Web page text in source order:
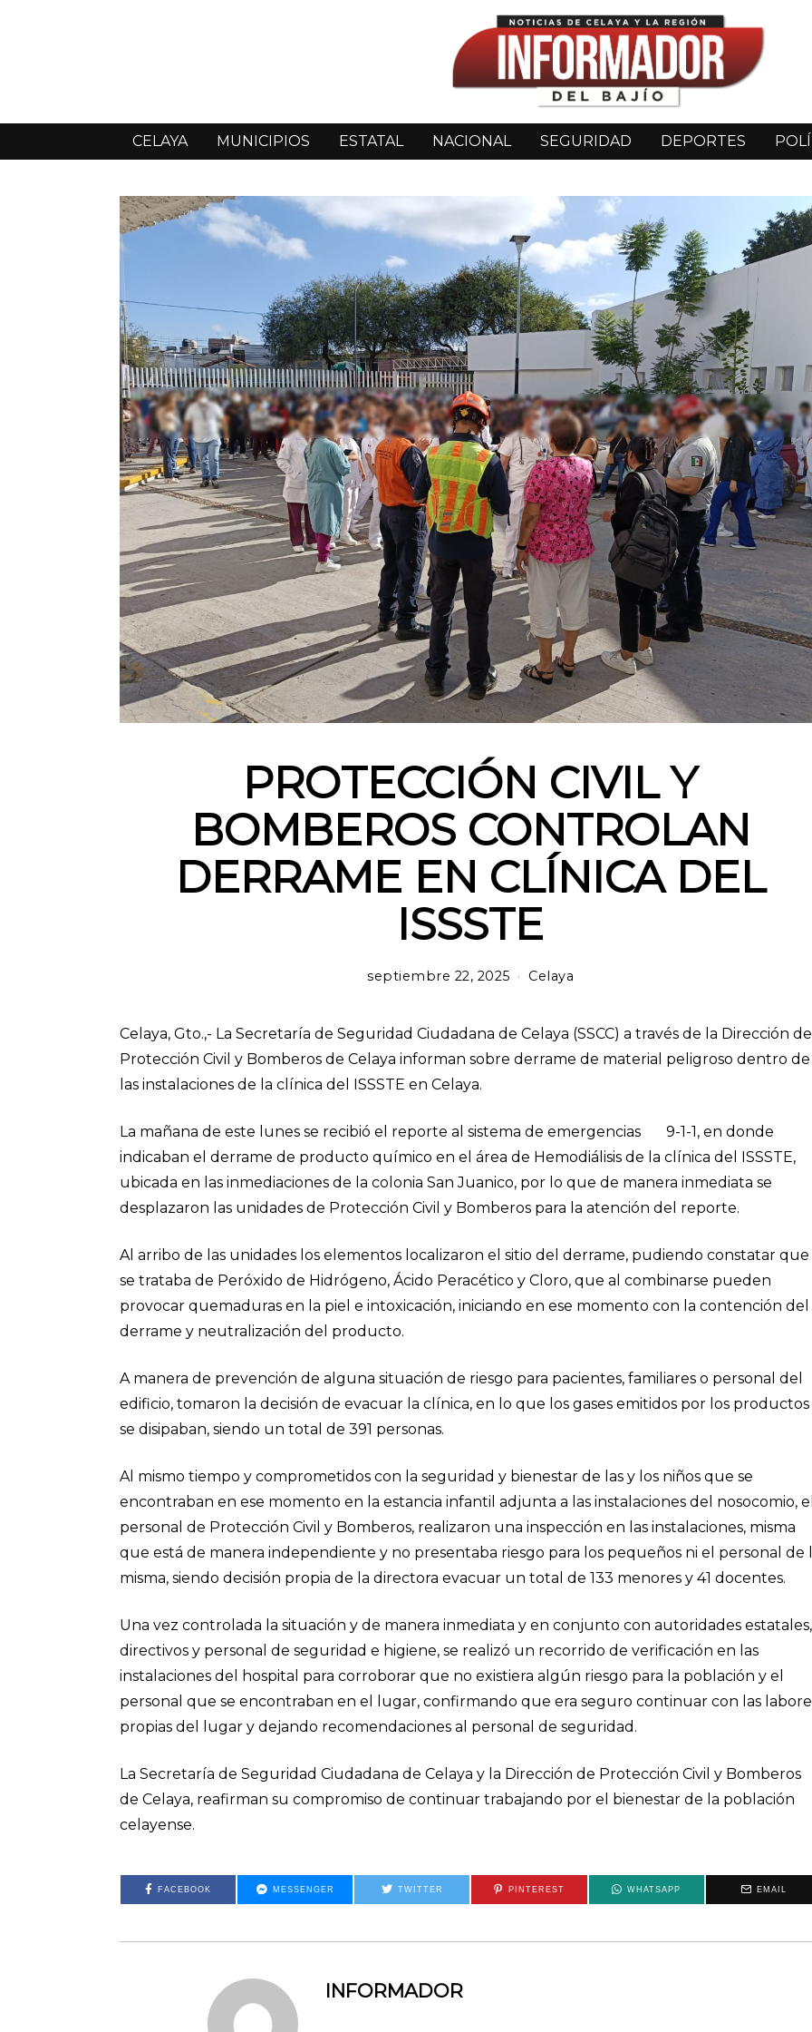
CELAYA MUNICIPIOS ESTATAL NACIONAL SEGURIDAD DEPORTES
PROTECCIÓN CIVIL Y
BOMBEROS CONTROLAN
DERRAME EN CLÍNICA DEL
ISSSTE
septiembre 22, 2025 Celaya
Celaya, Gto.,- La Secretaría de Seguridad Ciudadana de Celaya (SSCC) a través de la Dirección de
Protección Civil y Bomberos de Celaya informan sobre derrame de material peligroso dentro de
las instalaciones de la clínica del ISSSTE en Celaya.
La mañana de este lunes se recibió el reporte al sistema de emergencias 9-1-1, en donde
indicaban el derrame de producto químico en el área de Hemodiálisis de la clínica del ISSSTE,
ubicada en las inmediaciones de la colonia San Juanico, por lo que de manera inmediata se
desplazaron las unidades de Protección Civil y Bomberos para la atención del reporte.
Al arribo de las unidades los elementos localizaron el sitio del derrame, pudiendo constatar que
se trataba de Peróxido de Hidrógeno, Ácido Peracético y Cloro, que al combinarse pueden
provocar quemaduras en la piel e intoxicación, iniciando en ese momento con la contención del
derrame y neutralización del producto.
A manera de prevención de alguna situación de riesgo para pacientes, familiares o personal del
edificio, tomaron la decisión de evacuar la clínica, en lo que los gases emitidos por los productos
se disipaban, siendo un total de 391 personas.
Al mismo tiempo y comprometidos con la seguridad y bienestar de las y los niños que se
encontraban en ese momento en la estancia infantil adjunta a las instalaciones del nosocomio,
personal de Protección Civil y Bomberos, realizaron una inspección en las instalaciones, misma
que está de manera independiente y no presentaba riesgo para los pequeños ni el personal de
misma, siendo decisión propia de la directora evacuar un total de 133 menores y 41 docentes.
Una vez controlada la situación y de manera inmediata y en conjunto con autoridades estatales,
directivos y personal de seguridad e higiene, se realizó un recorrido de verificación en las
instalaciones del hospital para corroborar que no existiera algún riesgo para la población y el
personal que se encontraban en el lugar, confirmando que era seguro continuar con las
propias del lugar y dejando recomendaciones al personal de seguridad.
La Secretaría de Seguridad Ciudadana de Celaya y la Dirección de Protección Civil y Bomberos
de Celaya, reafirman su compromiso de continuar trabajando por el bienestar de la población
celayense.
FACEBOOK MESSENGER TWITTER PINTEREST WHATSAPP EMAIL
INFORMADOR